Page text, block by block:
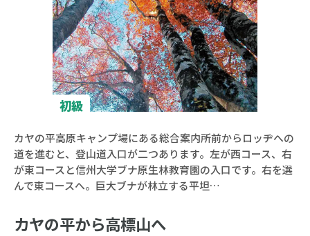
初級
カヤの平高原キャンプ場にある総合案内所前からロッヂへの
道を進むと、登山道入口が二つあります。左が西コース、右
が東コースと信州大学ブナ原生林教育園の入口です。右を選
んで東コースへ。巨大ブナが林立する平坦…
カヤの平から高標山へ